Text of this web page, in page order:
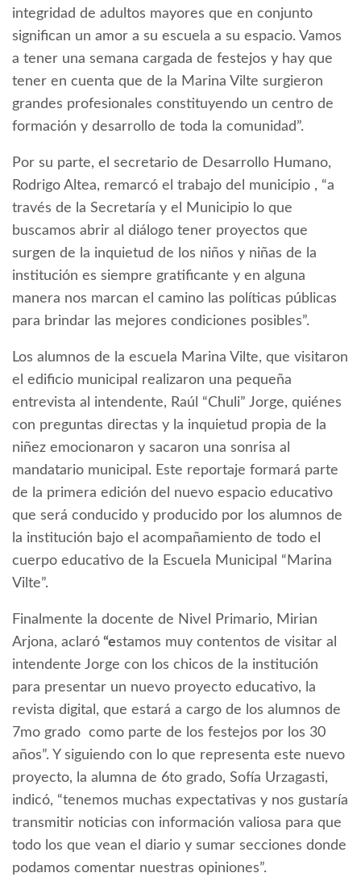
integridad de adultos mayores que en conjunto
significan un amor a su escuela a su espacio. Vamos
a tener una semana cargada de festejos y hay que
tener en cuenta que de la Marina Vilte surgieron
grandes profesionales constituyendo un centro de
formación y desarrollo de toda la comunidad”.
Por su parte, el secretario de Desarrollo Humano,
Rodrigo Altea, remarcó el trabajo del municipio , “a
través de la Secretaría y el Municipio lo que
buscamos abrir al diálogo tener proyectos que
surgen de la inquietud de los niños y niñas de la
institución es siempre gratificante y en alguna
manera nos marcan el camino las políticas públicas
para brindar las mejores condiciones posibles”.
Los alumnos de la escuela Marina Vilte, que visitaron
el edificio municipal realizaron una pequeña
entrevista al intendente, Raúl “Chuli” Jorge, quiénes
con preguntas directas y la inquietud propia de la
niñez emocionaron y sacaron una sonrisa al
mandatario municipal. Este reportaje formará parte
de la primera edición del nuevo espacio educativo
que será conducido y producido por los alumnos de
la institución bajo el acompañamiento de todo el
cuerpo educativo de la Escuela Municipal “Marina
Vilte”.
Finalmente la docente de Nivel Primario, Mirian
Arjona, aclaró “estamos muy contentos de visitar al
intendente Jorge con los chicos de la institución
para presentar un nuevo proyecto educativo, la
revista digital, que estará a cargo de los alumnos de
7mo grado como parte de los festejos por los 30
años”. Y siguiendo con lo que representa este nuevo
proyecto, la alumna de 6to grado, Sofía Urzagasti,
indicó, “tenemos muchas expectativas y nos gustaría
transmitir noticias con información valiosa para que
todo los que vean el diario y sumar secciones donde
podamos comentar nuestras opiniones”.